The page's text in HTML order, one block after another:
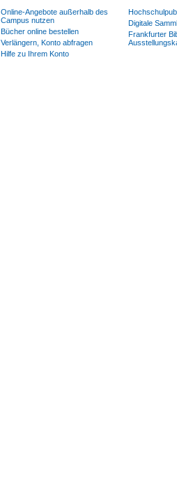
Online-Angebote außerhalb des
Campus nutzen
Bücher online bestellen
Verlängern, Konto abfragen
Hilfe zu Ihrem Konto
Digitale
Frankfurter